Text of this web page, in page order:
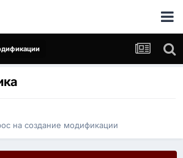
на создание модификации